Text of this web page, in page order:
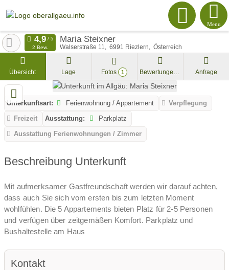
Menu
Maria Steixner
Walserstraße 11 6991 Riezlern Österreich
2 Bew.
Übersicht Lage Fotos 1 Bewertungen Anfrage
Unterkunftsart: Ferienwohnung / Appartement
Verpflegung
Freizeit
Ausstattung:
Parkplatz
Ausstattung Ferienwohnungen / Zimmer
Beschreibung Unterkunft
Mit aufmerksamer Gastfreundschaft werden wir darauf achten,
dass auch Sie sich vom ersten bis zum letzten Moment
wohlfühlen. Die 5 Appartements bieten Platz für 2-5 Personen
und verfügen über zeitgemäßen Komfort. Parkplatz und
Bushaltestelle am Haus
Kontakt